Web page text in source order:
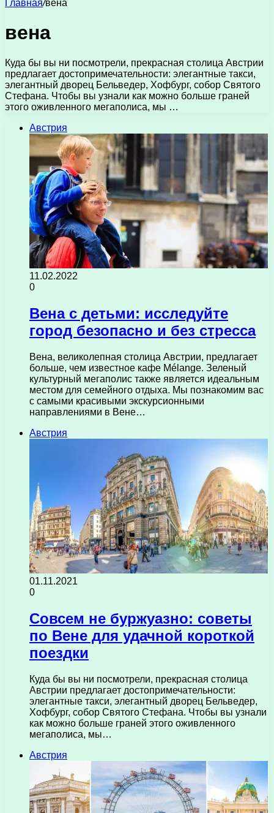
Главная/вена
вена
Куда бы вы ни посмотрели, прекрасная столица Австрии
предлагает достопримечательности: элегантные такси,
элегантный дворец Бельведер, Хофбург, собор Святого
Стефана. Чтобы вы узнали как можно больше граней
этого оживленного мегаполиса, мы …
Австрия
11.02.2022
0
Вена с детьми: исследуйте
город безопасно и без стресса
Вена, великолепная столица Австрии, предлагает
больше, чем известное кафе Mélange. Зеленый
культурный мегаполис также является идеальным
местом для семейного отдыха. Мы познакомим вас
с самыми красивыми экскурсионными
направлениями в Вене…
Австрия
01.11.2021
0
Совсем не буржуазно: советы
по Вене для удачной короткой
поездки
Куда бы вы ни посмотрели, прекрасная столица
Австрии предлагает достопримечательности:
элегантные такси, элегантный дворец Бельведер,
Хофбург, собор Святого Стефана. Чтобы вы узнали
как можно больше граней этого оживленного
мегаполиса, мы…
Австрия